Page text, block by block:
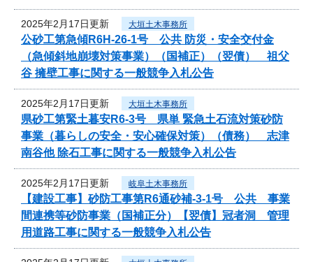
2025年2月17日更新 大垣土木事務所
公砂工第急傾R6H-26-1号 公共 防災・安全交付金
（急傾斜地崩壊対策事業）（国補正）（翌債） 祖父
谷 擁壁工事に関する一般競争入札公告
2025年2月17日更新 大垣土木事務所
県砂工第緊土暮安R6-3号 県単 緊急土石流対策砂防
事業（暮らしの安全・安心確保対策）（債務） 志津
南谷他 除石工事に関する一般競争入札公告
2025年2月17日更新 岐阜土木事務所
【建設工事】砂防工事第R6通砂補-3-1号 公共 事業
間連携等砂防事業（国補正分）【翌債】冠者洞 管理
用道路工事に関する一般競争入札公告